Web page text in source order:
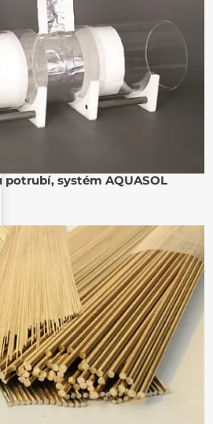
potrubí, systém AQUASOL